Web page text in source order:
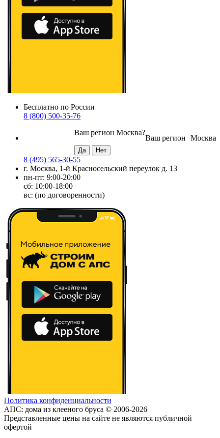
Бесплатно по России
8 (800) 500-35-76
Москва
Ваш регион
Ваш регион Москва?
8 (495) 565-30-55
г. Москва, 1-й Красносельский переулок д. 13
пн-пт: 9:00-20:00
сб: 10:00-18:00
вс: (по договоренности)
Политика конфиденциальности
АПС: дома из клееного бруса © 2006-2026
Представленные цены на сайте не являются публичной
офертой